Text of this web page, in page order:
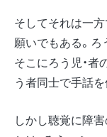
そしてそれは一
願いでもある。ろ
そこにろう児・者
う者同士で手話を
しかし聴覚に障